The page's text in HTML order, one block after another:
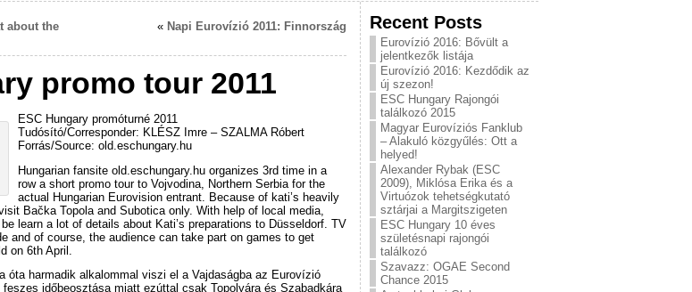
about the
« Napi Eurovízió 2011: Finnország
promo tour 2011
ESC Hungary promóturné 2011
Tudósító/Corresponder: KLÉSZ Imre – SZALMA Róbert
Forrás/Source: old.eschungary.hu
Hungarian fansite old.eschungary.hu organizes 3rd time in a
row a short promo tour to Vojvodina, Northern Serbia for the
actual Hungarian Eurovision entrant. Because of kati’s heavily
Bačka Topola and Subotica only. With help of local media,
learn a lot of details about Kati’s preparations to Düsseldorf. TV
and of course, the audience can take part on games to get
on 6th April.
óta harmadik alkalommal viszi el a Vajdaságba az Eurovízió
időbeosztása miatt ezúttal csak Topolyára és Szabadkára
Recent Posts
Eurovízió 2016: Bővült a
jelentkezők listája
Eurovízió 2016: Kezdődik az
új szezon!
ESC Hungary Rajongói
találkozó 2015
Magyar Eurovíziós Fanklub
– Alakuló közgyűlés: Ott a
helyed!
Alexander Rybak (ESC
2009), Miklósa Erika és a
Virtuózok tehetségkutató
sztárjai a Margitszigeten
ESC Hungary 10 éves
születésnapi rajongói
találkozó
Szavazz: OGAE Second
Chance 2015